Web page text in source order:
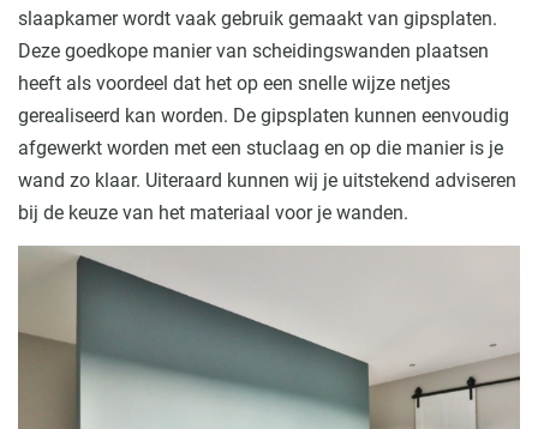
slaapkamer wordt vaak gebruik gemaakt van gipsplaten.
Deze goedkope manier van scheidingswanden plaatsen
heeft als voordeel dat het op een snelle wijze netjes
gerealiseerd kan worden. De gipsplaten kunnen eenvoudig
afgewerkt worden met een stuclaag en op die manier is je
wand zo klaar. Uiteraard kunnen wij je uitstekend adviseren
bij de keuze van het materiaal voor je wanden.